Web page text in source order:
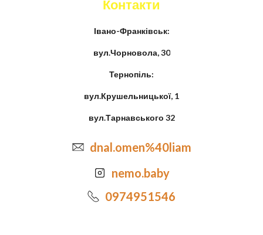
Контакти
Івано-Франківськ:
вул.Чорновола, 30
Тернопіль:
вул.Крушельницької, 1
вул.Тарнавського 32
dnal.omen%40liam
nemo.baby
0974951546